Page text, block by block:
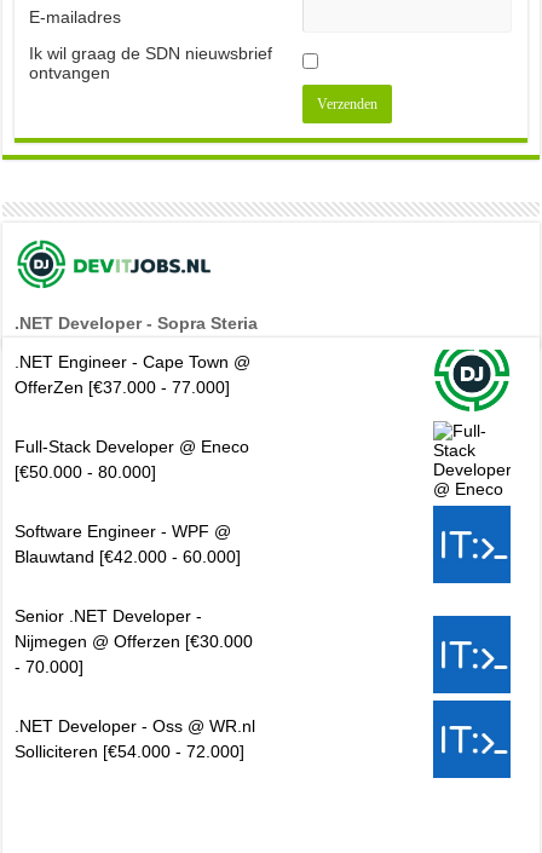
E-mailadres
Ik wil graag de SDN nieuwsbrief
ontvangen
.NET Developer - Sopra Steria
.NET Engineer - Cape Town @
OfferZen [€37.000 - 77.000]
Full-Stack Developer @ Eneco
[€50.000 - 80.000]
Software Engineer - WPF @
Blauwtand [€42.000 - 60.000]
Senior .NET Developer -
Nijmegen @ Offerzen [€30.000
- 70.000]
.NET Developer - Oss @ WR.nl
Solliciteren [€54.000 - 72.000]